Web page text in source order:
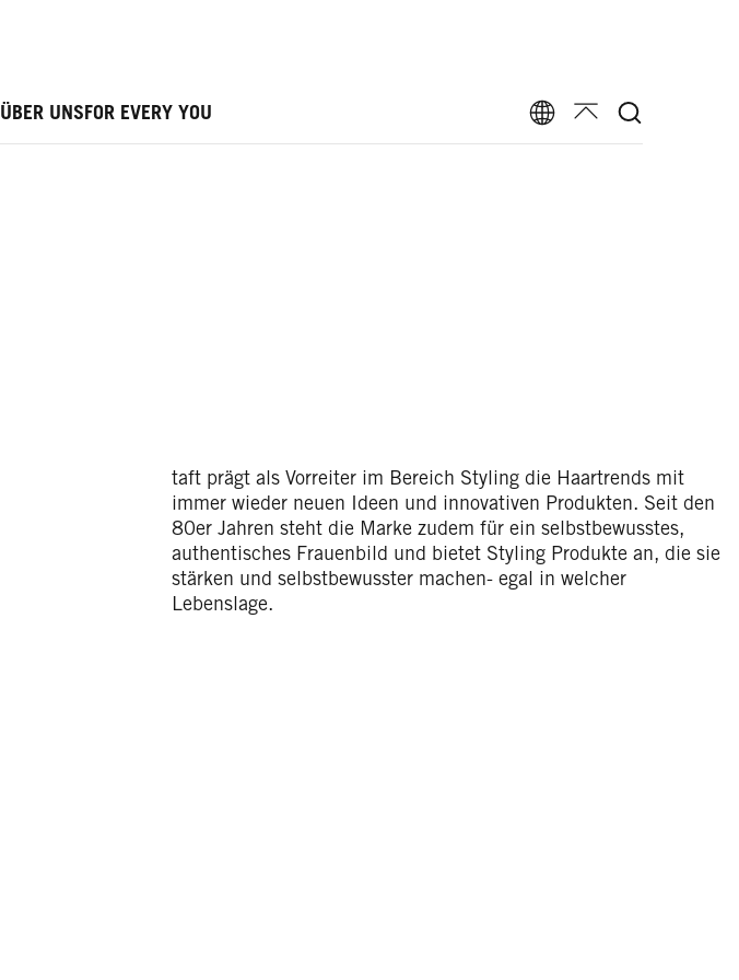
ÜBER UNSFOR EVERY YOU
taft prägt als Vorreiter im Bereich Styling die Haartrends mit
immer wieder neuen Ideen und innovativen Produkten. Seit den
80er Jahren steht die Marke zudem für ein selbstbewusstes,
authentisches Frauenbild und bietet Styling Produkte an, die sie
stärken und selbstbewusster machen- egal in welcher
Lebenslage.